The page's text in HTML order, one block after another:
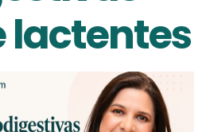
lactentes